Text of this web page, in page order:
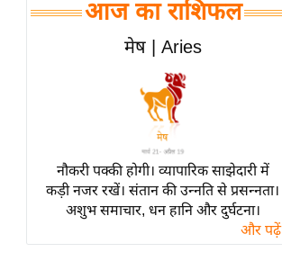
धर्म
ज्योतिष
त्योहार
राशिफल
विशेष
विश्लेषण
आज का राशिफल
मेष | Aries
नौकरी पक्की होगी। व्यापारिक साझेदारी में
कड़ी नजर रखें। संतान की उन्नति से प्रसन्नता।
अशुभ समाचार, धन हानि और दुर्घटना।
और पढ़ें